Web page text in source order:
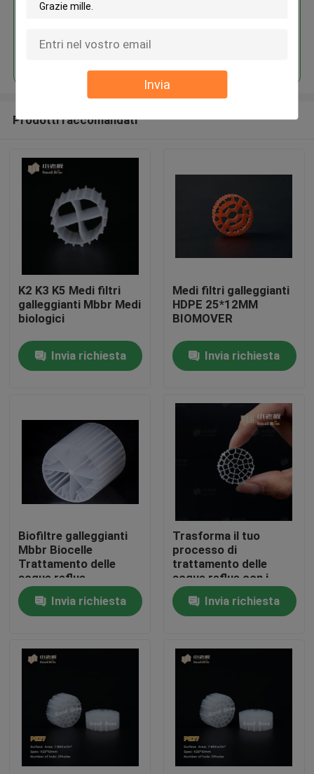
Invia
Casa
Circa noi
Giro della fabbrica
Controllo di qualità
Contattici
Medi filtranti MBBR
Bio- media di MBBR
Continua
Prodotti raccomandati
K2 K3 K5 Medi filtri
galleggianti Mbbr Medi
biologici
Invia richiesta
Medi filtri galleggianti
HDPE 25*12MM
BIOMOVER
Invia richiesta
Biofiltre galleggianti
Mbbr Biocelle
Trattamento delle
acque reflue
Invia richiesta
Trasforma il tuo
processo di
trattamento delle
acque reflue con i
media filtranti
flottanti: i media
biofiltri MBBR più
Invia richiesta